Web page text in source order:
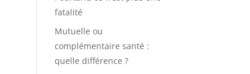
fatalité
Mutuelle ou
complémentaire santé :
quelle différence ?